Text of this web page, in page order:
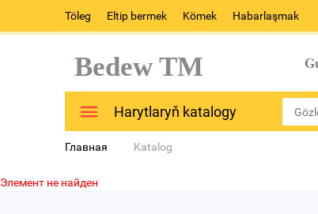
Töleg Eltip bermek Kömek Habarlaşmak
Bedew TM
Harytlaryň katalogy
Главная Katalog
Элемент не найден